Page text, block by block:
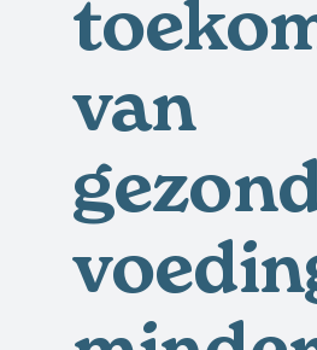
van